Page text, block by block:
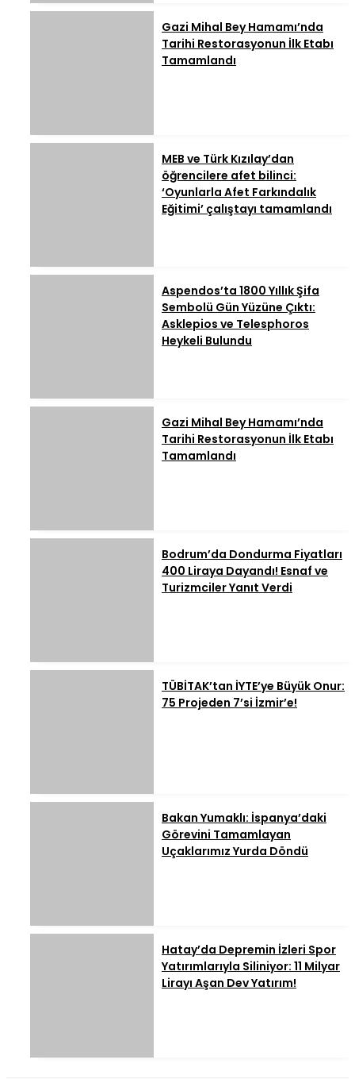
Gazi Mihal Bey Hamamı’nda
Tarihi Restorasyonun İlk Etabı
Tamamlandı
MEB ve Türk Kızılay’dan
öğrencilere afet bilinci:
‘Oyunlarla Afet Farkındalık
Eğitimi’ çalıştayı tamamlandı
Aspendos’ta 1800 Yıllık Şifa
Sembolü Gün Yüzüne Çıktı:
Asklepios ve Telesphoros
Heykeli Bulundu
Gazi Mihal Bey Hamamı’nda
Tarihi Restorasyonun İlk Etabı
Tamamlandı
Bodrum’da Dondurma Fiyatları
400 Liraya Dayandı! Esnaf ve
Turizmciler Yanıt Verdi
TÜBİTAK’tan İYTE’ye Büyük Onur:
75 Projeden 7’si İzmir’e!
Bakan Yumaklı: İspanya’daki
Görevini Tamamlayan
Uçaklarımız Yurda Döndü
Hatay’da Depremin İzleri Spor
Yatırımlarıyla Siliniyor: 11 Milyar
Lirayı Aşan Dev Yatırım!